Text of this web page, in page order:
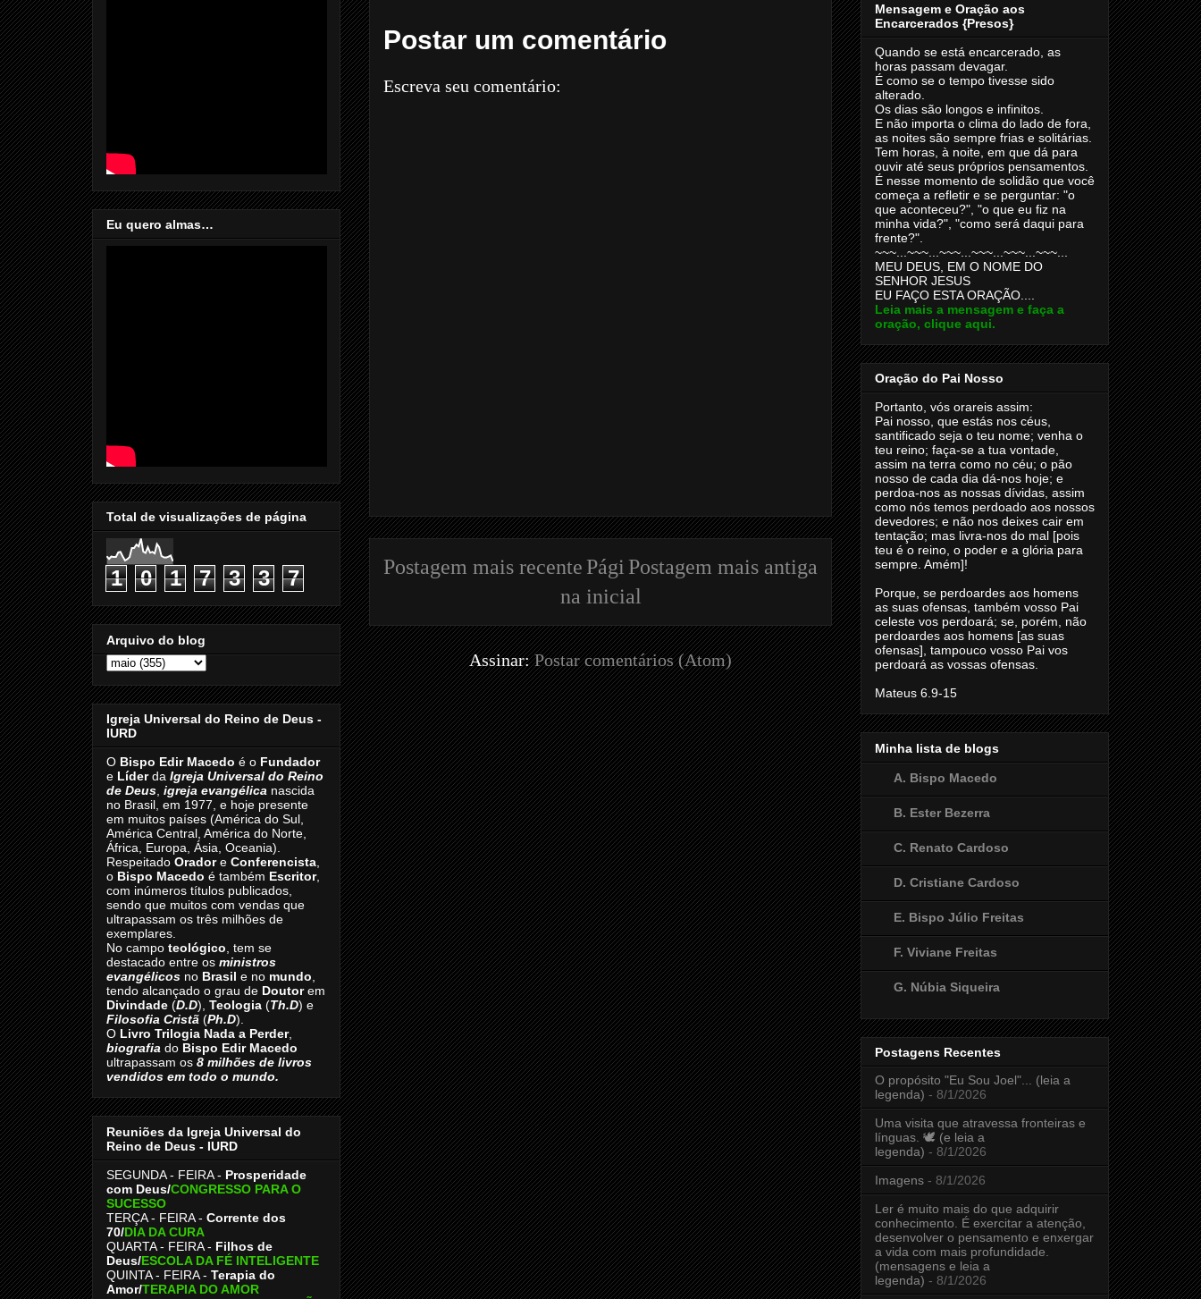
Postar um comentário
Escreva seu comentário:
Postagem mais recente Postagem mais antiga
Pági
na inicial
Assinar:Postar comentários (Atom)
Eu quero almas…
Total de visualizações de página
1 0 1 7 3 3 7
Arquivo do blog
Igreja Universal do Reino de Deus -
IURD
O Bispo Edir Macedo é o Fundador
e Líderda Igreja Universal do Reino
de Deus, igreja evangélica nascida
no Brasil, em 1977, e hoje presente
em muitos países (América do Sul,
América Central, América do Norte,
África, Europa, Ásia, Oceania).
Respeitado Oradore Conferencista,
o Bispo Macedo é também Escritor,
com inúmeros títulos publicados,
sendo que muitos com vendas que
ultrapassam os três milhões de
exemplares.
No campo teológico, tem se
destacado entre os ministros
evangélicos no Brasil e no mundo,
tendo alcançado o grau de Doutorem
Divindade (D.D), Teologia (Th.D) e
Filosofia Cristã (Ph.D).
O Livro Trilogia Nada a Perder,
biografia do Bispo Edir Macedo
ultrapassam os 8 milhões de livros
vendidos em todo o mundo.
Reuniões da Igreja Universal do
Reino de Deus - IURD
SEGUNDA - FEIRA - Prosperidade
com Deus/CONGRESSO PARA O
SUCESSO
TERÇA - FEIRA - Corrente dos
70/DIA DA CURA
QUARTA - FEIRA - Filhos de
Deus/ESCOLA DA FÉ INTELIGENTE
QUINTA - FEIRA - Terapia do
Amor/TERAPIA DO AMOR
Mensagem e Oração aos
Encarcerados {Presos}
Quando se está encarcerado, as
horas passam devagar.
É como se o tempo tivesse sido
alterado.
Os dias são longos e infinitos.
E não importa o clima do lado de fora,
as noites são sempre frias e solitárias.
Tem horas, à noite, em que dá para
ouvir até seus próprios pensamentos.
É nesse momento de solidão que você
começa a refletir e se perguntar: "o
que aconteceu?", "o que eu fiz na
minha vida?", "como será daqui para
frente?".
~~~...~~~...~~~...~~~...~~~...~~~...
MEU DEUS, EM O NOME DO
SENHOR JESUS
EU FAÇO ESTA ORAÇÃO....
Leia mais a mensagem e faça a
oração, clique aqui.
Oração do Pai Nosso
Portanto, vós orareis assim:
Pai nosso, que estás nos céus,
santificado seja o teu nome; venha o
teu reino; faça-se a tua vontade,
assim na terra como no céu; o pão
nosso de cada dia dá-nos hoje; e
perdoa-nos as nossas dívidas, assim
como nós temos perdoado aos nossos
devedores; e não nos deixes cair em
tentação; mas livra-nos do mal [pois
teu é o reino, o poder e a glória para
sempre. Amém]!
Porque, se perdoardes aos homens
as suas ofensas, também vosso Pai
celeste vos perdoará; se, porém, não
perdoardes aos homens [as suas
ofensas], tampouco vosso Pai vos
perdoará as vossas ofensas.
Mateus 6.9-15
Minha lista de blogs
A. Bispo Macedo
B. Ester Bezerra
C. Renato Cardoso
D. Cristiane Cardoso
E. Bispo Júlio Freitas
F. Viviane Freitas
G. Núbia Siqueira
Postagens Recentes
O propósito "Eu Sou Joel"... (leia a
legenda) - 8/1/2026
Uma visita que atravessa fronteiras e
línguas. 🕊️ (e leia a
legenda) - 8/1/2026
Imagens - 8/1/2026
Ler é muito mais do que adquirir
conhecimento. É exercitar a atenção,
desenvolver o pensamento e enxergar
a vida com mais profundidade.
(mensagens e leia a
legenda) - 8/1/2026